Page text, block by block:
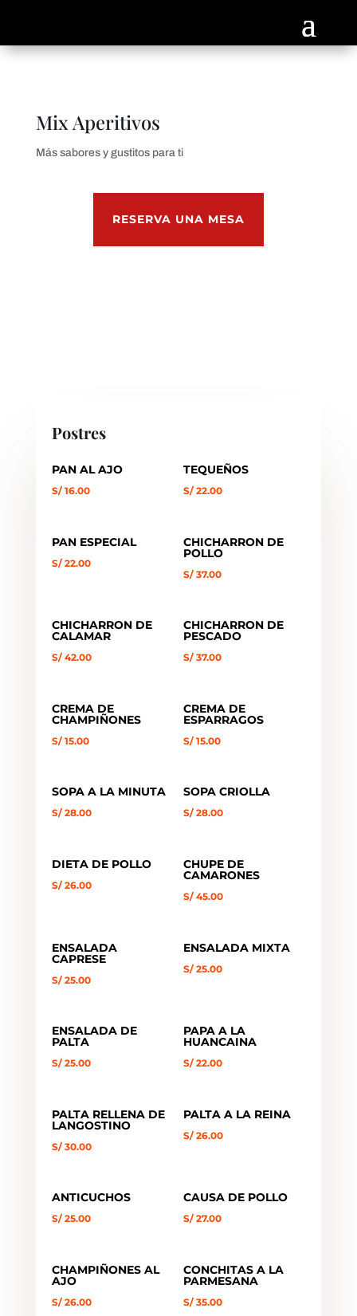
Mix Aperitivos
Más sabores y gustitos para ti
RESERVA UNA MESA
Postres
PAN AL AJO
S/16.00
TEQUEÑOS
S/ 22.00
PAN ESPECIAL
S/22.00
CHICHARRON DE
POLLO
S/ 37.00
CHICHARRON DE
CALAMAR
S/42.00
CHICHARRON DE
PESCADO
S/ 37.00
CREMA DE
CHAMPIÑONES
S/15.00
CREMA DE
ESPARRAGOS
S/ 15.00
SOPA A LA MINUTA
S/28.00
SOPA CRIOLLA
S/ 28.00
DIETA DE POLLO
S/26.00
CHUPE DE
CAMARONES
S/ 45.00
ENSALADA
CAPRESE
S/25.00
ENSALADA MIXTA
S/ 25.00
ENSALADA DE
PALTA
S/25.00
PAPA A LA
HUANCAINA
S/ 22.00
PALTA RELLENA DE
LANGOSTINO
S/30.00
PALTA A LA REINA
S/ 26.00
ANTICUCHOS
S/25.00
CAUSA DE POLLO
S/ 27.00
CHAMPIÑONES AL
AJO
S/26.00
CONCHITAS A LA
PARMESANA
S/ 35.00